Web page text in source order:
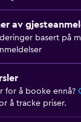
av
basert på
for å booke ennå?
å tracke priser.